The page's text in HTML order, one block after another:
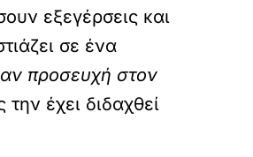
εξεγέρσεις και
σε ένα
προσευχή στον
έχει διδαχθεί